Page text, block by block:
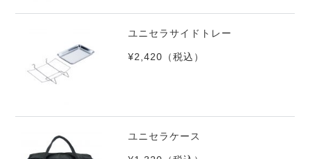
ユニセラサイドトレー
¥2,420 （税込）
ユニセラケース